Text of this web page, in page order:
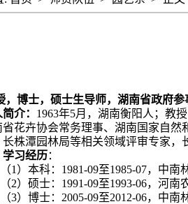
，博士，硕士生导师，湖南省政府参
介： 1963年5月，湖南衡阳人；教
省花卉协会常务理事、湖南国家自
长株潭园林局等相关领域评审专家，
学习经历：
（1）本科： 1981-09至1985-07，中南
（2）硕士： 1991-09至1993-06，河南
（3）博士： 2005-09至2012-06，中南